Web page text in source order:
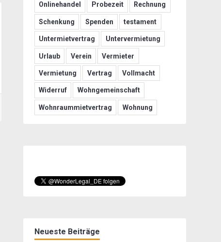
Onlinehandel Probezeit Rechnung
Schenkung Spenden testament
Untermietvertrag Untervermietung
Urlaub Verein Vermieter
Vermietung Vertrag Vollmacht
Widerruf Wohngemeinschaft
Wohnraummietvertrag Wohnung
Neueste Beiträge